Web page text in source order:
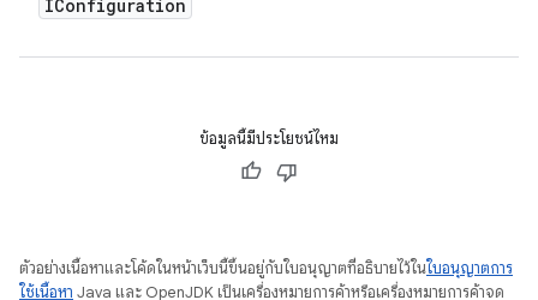
IConfiguration
ข้อมูลนี้มีประโยชน์ไหม
ตัวอย่างเนื้อหาและโค้ดในหน้าเว็บนี้ขึ้นอยู่กับใบอนุญาตที่อธิบายไว้ในใบอนุญาตการ
ใช้เนื้อหา Java และ OpenJDK เป็นเครื่องหมายการค้าหรือเครื่องหมายการค้าจด